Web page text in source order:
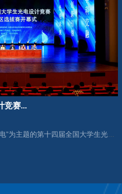
理学院本科生校际交流学习管
2026学年第二学期学生网上
竞赛...
5月10日，以“科创未来，智汇光电”为主题的第十四届全国大学生光电设计竞赛（甘肃赛区）选拔赛在我校成...